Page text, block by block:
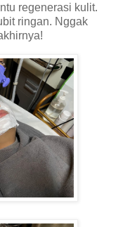
regenerasi kulit.
ringan. Nggak